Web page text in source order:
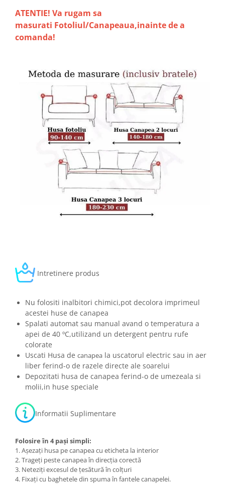
ATENTIE! Va rugam sa
masurati Fotoliul/Canapeaua,inainte de a
comanda!
Intretinere produs
Nu folositi inalbitori chimici,pot decolora imprimeul
acestei huse de canapea
Spalati automat sau manual avand o temperatura a
apei de 40 ºC,utilizand un detergent pentru rufe
colorate
Uscati Husa de canapea la uscatorul electric sau in aer
liber ferind-o de razele directe ale soarelui
Depozitati husa de canapea ferind-o de umezeala si
molii,in huse speciale
Informatii Suplimentare
Folosire în 4 pași simpli:
1. Așezați husa pe canapea cu eticheta la interior
2. Trageți peste canapea în direcția corectă
3. Neteziți excesul de țesătură în colțuri
4. Fixați cu baghetele din spuma în fantele canapelei.